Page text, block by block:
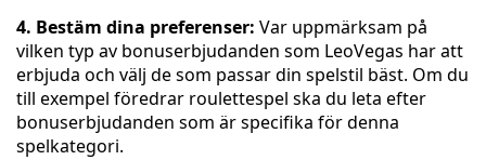
4. Bestäm dina preferenser: Var uppmärksam på
vilken typ av bonuserbjudanden som LeoVegas har att
erbjuda och välj de som passar din spelstil bäst. Om du
till exempel föredrar roulettespel ska du leta efter
bonuserbjudanden som är specifika för denna
spelkategori.